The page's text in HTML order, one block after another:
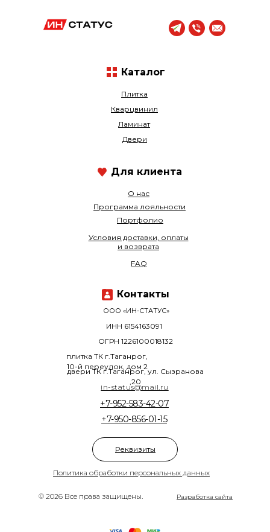
© 2026 Все права защищены.
Политика обработки персональных данных
Плитка
Кварцвинил
+7-950-856-01-15
+7-952-583-42-07
О нас
Ламинат
Программа лояльности
Двери
Портфолио
ООО «ИН-СТАТУС»
плитка ТК г.Таганрог,
10-й переулок, дом 2
двери ТК г.Таганрог, ул. Сызранова
,20
ОГРН 1226100018132
ИНН 6154163091
Разработка сайта
Условия доставки, оплаты
и возврата
FAQ
Каталог
in-status@mail.ru
Контакты
Для клиента
Реквизиты